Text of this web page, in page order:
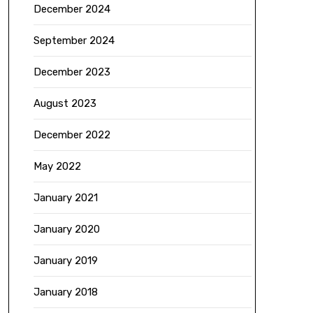
December 2024
September 2024
December 2023
August 2023
December 2022
May 2022
January 2021
January 2020
January 2019
January 2018